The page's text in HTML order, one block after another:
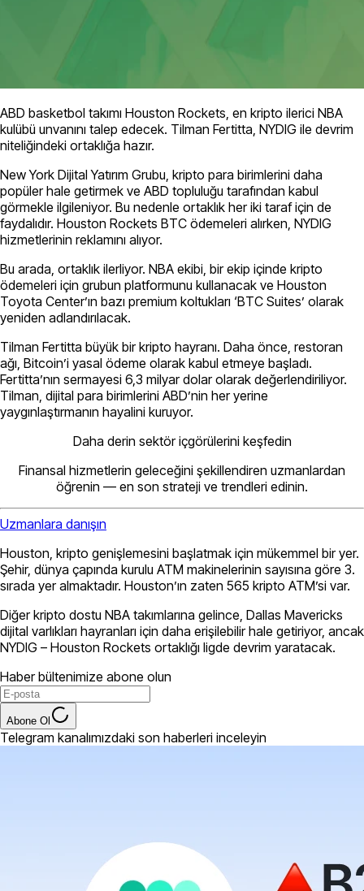
ABD basketbol takımı Houston Rockets, en kripto ilerici NBA
kulübü unvanını talep edecek. Tilman Fertitta, NYDIG ile devrim
niteliğindeki ortaklığa hazır.
New York Dijital Yatırım Grubu, kripto para birimlerini daha
popüler hale getirmek ve ABD topluluğu tarafından kabul
görmekle ilgileniyor. Bu nedenle ortaklık her iki taraf için de
faydalıdır. Houston Rockets BTC ödemeleri alırken, NYDIG
hizmetlerinin reklamını alıyor.
Bu arada, ortaklık ilerliyor. NBA ekibi, bir ekip içinde kripto
ödemeleri için grubun platformunu kullanacak ve Houston
Toyota Center’ın bazı premium koltukları ‘BTC Suites’ olarak
yeniden adlandırılacak.
Tilman Fertitta büyük bir kripto hayranı. Daha önce, restoran
ağı, Bitcoin’i yasal ödeme olarak kabul etmeye başladı.
Fertitta’nın sermayesi 6,3 milyar dolar olarak değerlendiriliyor.
Tilman, dijital para birimlerini ABD’nin her yerine
yaygınlaştırmanın hayalini kuruyor.
Daha derin sektör içgörülerini keşfedin
Finansal hizmetlerin geleceğini şekillendiren uzmanlardan
öğrenin — en son strateji ve trendleri edinin.
Uzmanlara danışın
Houston, kripto genişlemesini başlatmak için mükemmel bir yer.
Şehir, dünya çapında kurulu ATM makinelerinin sayısına göre 3.
sırada yer almaktadır. Houston’ın zaten 565 kripto ATM’si var.
Diğer kripto dostu NBA takımlarına gelince, Dallas Mavericks
dijital varlıkları hayranları için daha erişilebilir hale getiriyor, ancak
NYDIG – Houston Rockets ortaklığı ligde devrim yaratacak.
Haber bültenimize abone olun
Abone Ol
Telegram kanalımızdaki son haberleri inceleyin